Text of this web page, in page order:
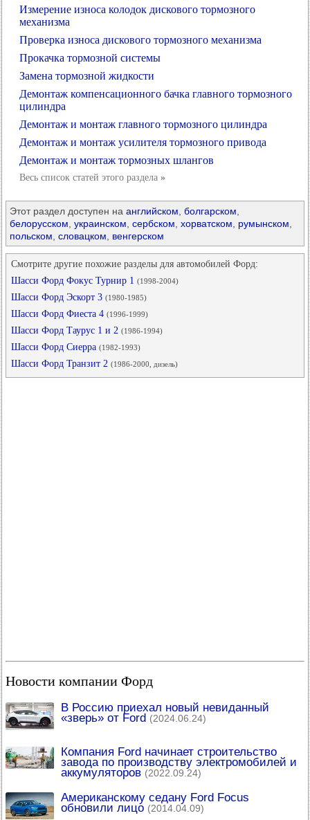
Измерение износа колодок дискового тормозного
механизма
Проверка износа дискового тормозного механизма
Прокачка тормозной системы
Замена тормозной жидкости
Демонтаж компенсационного бачка главного тормозного
цилиндра
Демонтаж и монтаж главного тормозного цилиндра
Демонтаж и монтаж усилителя тормозного привода
Демонтаж и монтаж тормозных шлангов
Весь список статей этого раздела »
Этот раздел доступен на английском болгарском
белорусском украинском сербском хорватском румынском
польском словацком венгерском
Смотрите другие похожие разделы для автомобилей Форд:
Шасси Форд Фокус Турнир 1 (1998-2004)
Шасси Форд Эскорт 3 (1980-1985)
Шасси Форд Фиеста 4 (1996-1999)
Шасси Форд Таурус 1 и 2 (1986-1994)
Шасси Форд Сиерра (1982-1993)
Шасси Форд Транзит 2 (1986-2000, дизель)
Новости компании Форд
В Россию приехал новый невиданный
«зверь» от Ford (2024.06.24)
Компания Ford начинает строительство
завода по производству электромобилей и
аккумуляторов (2022.09.24)
Американскому седану Ford Focus
обновили лицо (2014.04.09)